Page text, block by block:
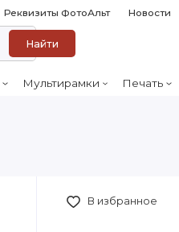
Реквизиты ФотоАльт Новости
Найти
Мультирамки Печать
В избранное